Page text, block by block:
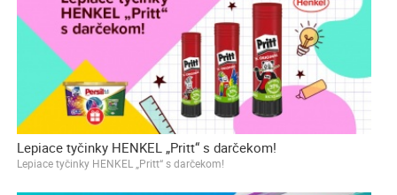
Lepiace tyčinky HENKEL „Pritt“ s darčekom!
Lepiace tyčinky HENKEL „Pritt“ s darčekom!